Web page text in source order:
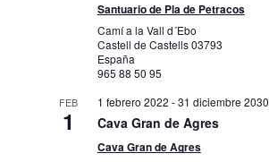
Santuario de Pla de Petracos
Camí a la Vall d´Ebo
Castell de Castells03793
España
965 88 50 95
FEB
1
1 febrero 2022 -31 diciembre 2030
Cava Gran de Agres
Cava Gran de Agres